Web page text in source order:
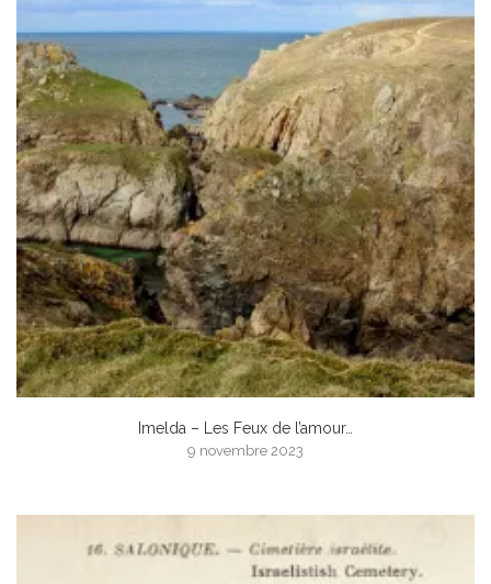
Imelda – Les Feux de l’amour…
9 novembre 2023